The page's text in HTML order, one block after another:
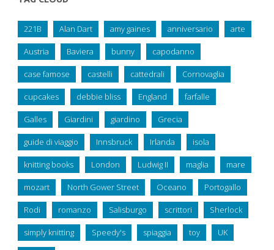
221B Alan Dart amy gaines anniversario arte
Austria Baviera bunny capodanno
case famose castelli cattedrali Cornovaglia
cupcakes debbie bliss England farfalle
Galles Giardini giardino Grecia
guide di viaggio Innsbruck Irlanda isola
knitting books London Ludwig II maglia mare
mozart North Gower Street Oceano Portogallo
Rodi romanzo Salisburgo scrittori Sherlock
simply knitting Speedy's spiaggia toy UK